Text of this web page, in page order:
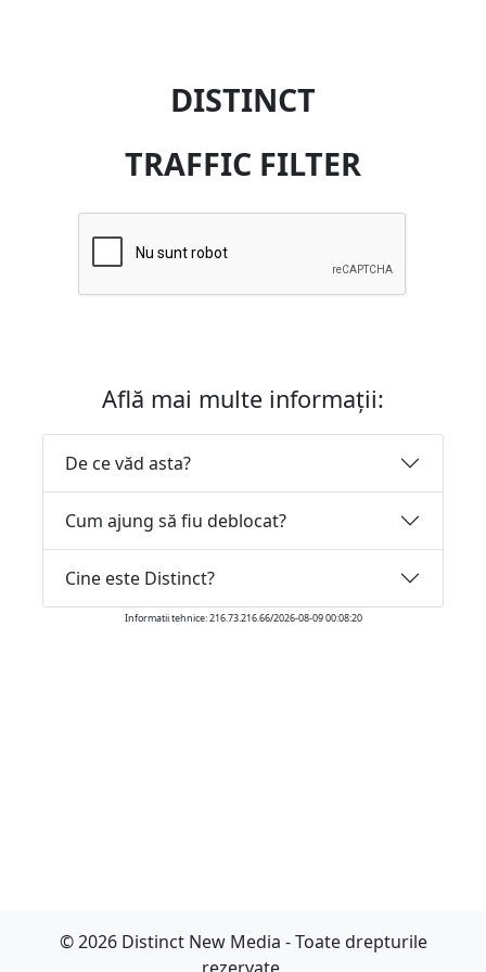
DISTINCT
TRAFFIC FILTER
Află mai multe informații:
De ce văd asta?
Cum ajung să fiu deblocat?
Cine este Distinct?
Informatii tehnice: 216.73.216.66/2026-08-09 00:08:20
© 2026 Distinct New Media - Toate drepturile